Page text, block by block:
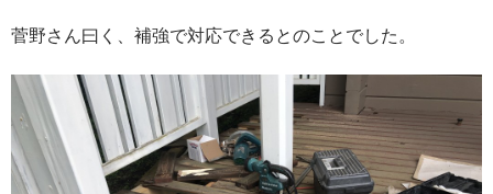
菅野さん曰く、補強で対応できるとのことでした。